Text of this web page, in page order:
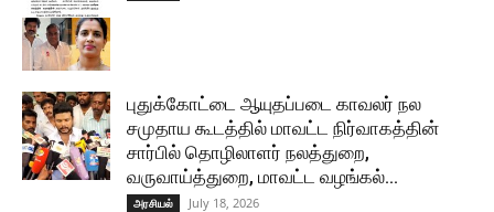
புதுக்கோட்டை ஆயுதப்படை காவலர் நல
சமுதாய கூடத்தில் மாவட்ட நிர்வாகத்தின்
சார்பில் தொழிலாளர் நலத்துறை,
வருவாய்த்துறை, மாவட்ட வழங்கல்...
அரசியல் July 18, 2026